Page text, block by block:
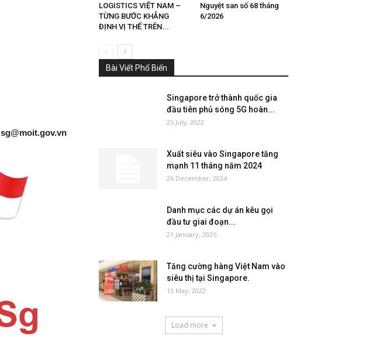
sg@moit.gov.vn
LOGISTICS VIỆT NAM –
TỪNG BƯỚC KHẲNG
ĐỊNH VỊ THẾ TRÊN...
Nguyệt san số 68 tháng
6/2026
Bài Viết Phổ Biến
Singapore trở thành quốc gia
đầu tiên phủ sóng 5G hoàn...
25 July, 2022
Xuất siêu vào Singapore tăng
mạnh 11 tháng năm 2024
26 December, 2024
Danh mục các dự án kêu gọi
đầu tư giai đoạn...
21 January, 2025
Tăng cường hàng Việt Nam vào
siêu thị tại Singapore.
13 May, 2022
Load more